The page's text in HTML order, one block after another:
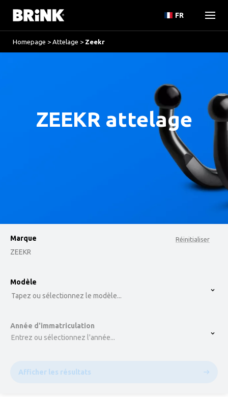
FR
Homepage > Attelage > Zeekr
ZEEKR attelage
Réinitialiser
Marque
ZEEKR
option , selected.
Modèle
Tapez ou sélectionnez le modèle...
Année d'immatriculation
Entrez ou sélectionnez l'année...
Afficher les résultats